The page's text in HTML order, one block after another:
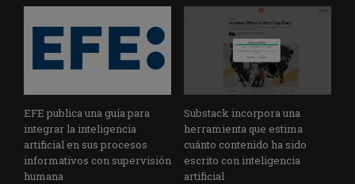
EFE publica una guía para
integrar la inteligencia
artificial en sus procesos
informativos con supervisión
humana
Substack incorpora una
herramienta que estima
cuánto contenido ha sido
escrito con inteligencia
artificial